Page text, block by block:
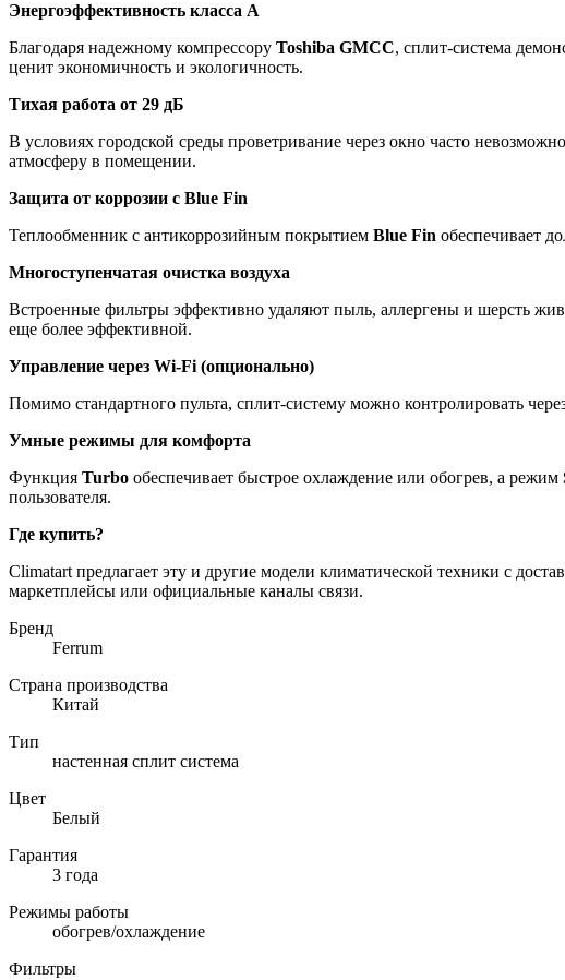
Энергоэффективность класса А
Благодаря надежному компрессору Toshiba GMCC, сплит-система
ценит экономичность и экологичность.
Тихая работа от 29 дБ
В условиях городской среды проветривание через окно часто
атмосферу в помещении.
Защита от коррозии с Blue Fin
Теплообменник с антикоррозийным покрытием Blue Fin обеспечивает
Многоступенчатая очистка воздуха
Встроенные фильтры эффективно удаляют пыль, аллергены и шерсть
еще более эффективной.
Управление через Wi-Fi (опционально)
Помимо стандартного пульта, сплит-систему можно контролировать
Умные режимы для комфорта
Функция Turbo обеспечивает быстрое охлаждение или обогрев, а режим
пользователя.
Где купить?
Climatart предлагает эту и другие модели климатической техники с
маркетплейсы или официальные каналы связи.
Бренд
Ferrum
Страна производства
Китай
Тип
настенная сплит система
Цвет
Белый
Гарантия
3 года
Режимы работы
обогрев/охлаждение
Фильтры